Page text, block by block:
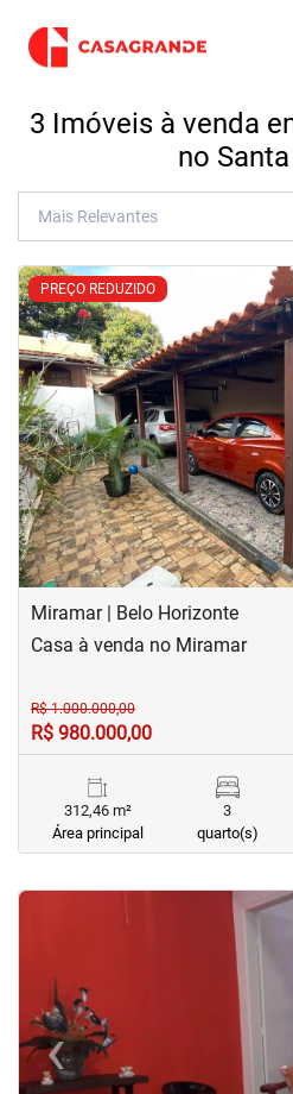
3 Imóveis à venda
no
PREÇO REDUZIDO
<<<<
‹Previous
Miramar | Belo Horizonte
Casa à venda no Miramar
R$ 1.000.000,00
R$ 980.000,00
312,46 m²
Área principal
3
quarto(s)
<
‹Previous